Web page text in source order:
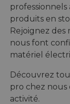
professionnels
produits en
Rejoignez des
nous font
matériel
Découvrez
pro chez nous
activité.